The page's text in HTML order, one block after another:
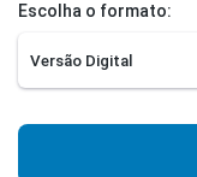
Escolha o formato: